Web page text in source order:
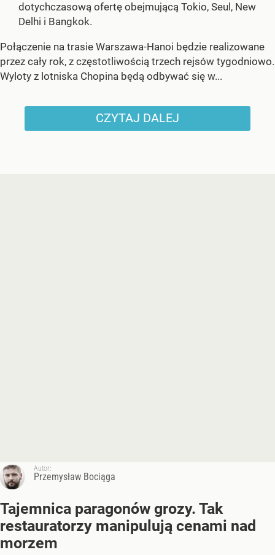
dotychczasową ofertę obejmującą Tokio, Seul, New
Delhi i Bangkok.
Połączenie na trasie Warszawa-Hanoi będzie realizowane
przez cały rok, z częstotliwością trzech rejsów tygodniowo.
Wyloty z lotniska Chopina będą odbywać się w...
CZYTAJ DALEJ
Autor:
Przemysław Bociąga
Tajemnica paragonów grozy. Tak
restauratorzy manipulują cenami nad
morzem